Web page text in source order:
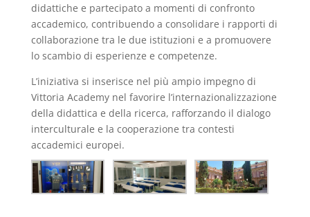
didattiche e partecipato a momenti di confronto
accademico, contribuendo a consolidare i rapporti di
collaborazione tra le due istituzioni e a promuovere
lo scambio di esperienze e competenze.
L’iniziativa si inserisce nel più ampio impegno di
Vittoria Academy nel favorire l’internazionalizzazione
della didattica e della ricerca, rafforzando il dialogo
interculturale e la cooperazione tra contesti
accademici europei.